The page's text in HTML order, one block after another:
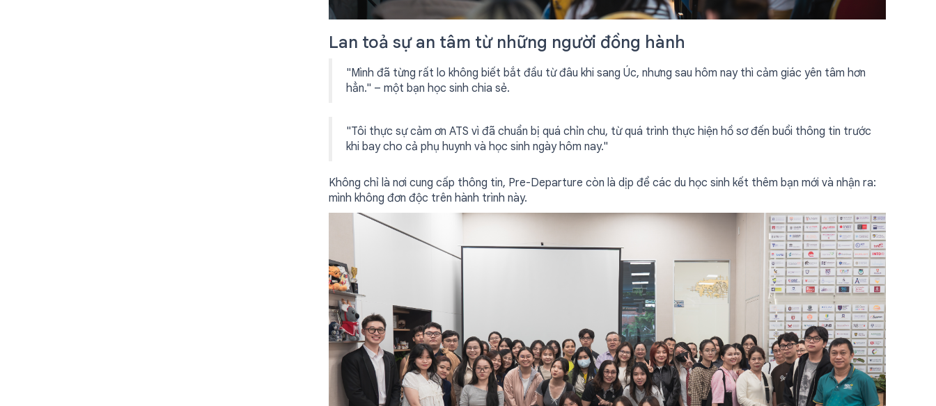
Lan toả sự an tâm từ những người đồng hành
"Mình đã từng rất lo không biết bắt đầu từ đâu khi sang Úc, nhưng sau hôm nay thì cảm giác yên tâm hơn
hẳn." – một bạn học sinh chia sẻ.
"Tôi thực sự cảm ơn ATS vì đã chuẩn bị quá chỉn chu, từ quá trình thực hiện hồ sơ đến buổi thông tin trước
khi bay cho cả phụ huynh và học sinh ngày hôm nay."
Không chỉ là nơi cung cấp thông tin, Pre-Departure còn là dịp để các du học sinh kết thêm bạn mới và nhận ra:
mình không đơn độc trên hành trình này.